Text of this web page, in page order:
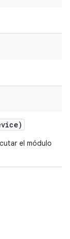
el módulo